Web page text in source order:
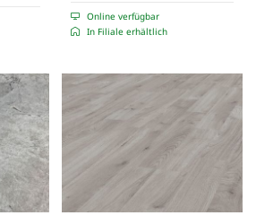
Online verfügbar
In Filiale erhältlich